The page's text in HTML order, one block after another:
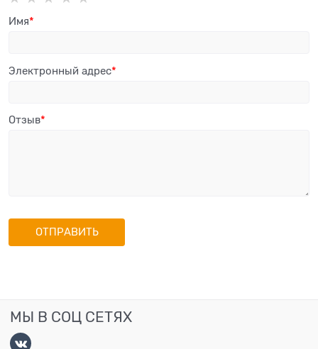
Имя
Электронный адрес
Отзыв
МЫ В СОЦ СЕТЯХ